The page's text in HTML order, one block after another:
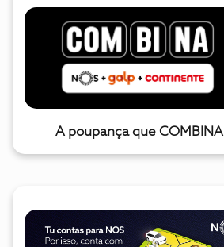
A poupança que COMBINA